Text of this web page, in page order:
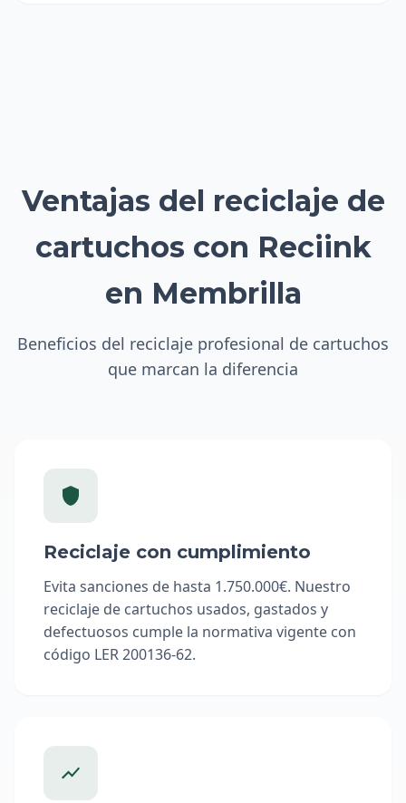
Ventajas del reciclaje de
cartuchos con Reciink
en Membrilla
Beneficios del reciclaje profesional de cartuchos
que marcan la diferencia
Reciclaje con cumplimiento
Evita sanciones de hasta 1.750.000€. Nuestro
reciclaje de cartuchos usados, gastados y
defectuosos cumple la normativa vigente con
código LER 200136-62.